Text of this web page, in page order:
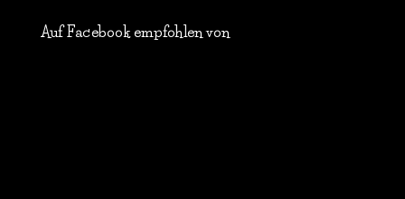
Auf Facebook empfohlen von